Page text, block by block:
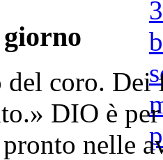
del coro.
DIO è
nelle